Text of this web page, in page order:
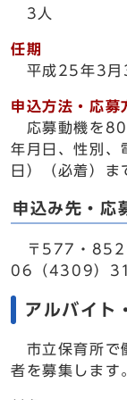
3人
任期
平成25年3月
申込方法・応募
応募動機を
年月日、性別
日）（必着）ま
申込み先・
〒577・
06（4309）
アルバイト
市立保育所で
者を募集します